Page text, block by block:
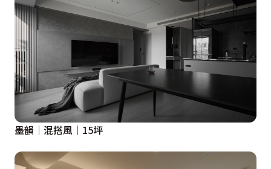
墨韻│混搭風│15坪